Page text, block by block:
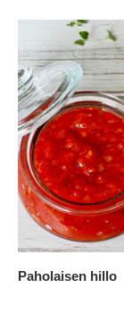
Paholaisen hillo